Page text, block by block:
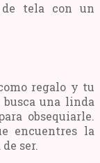
de tela con un
regalo y tu
una linda
obsequiarle.
encuentres la
ser.